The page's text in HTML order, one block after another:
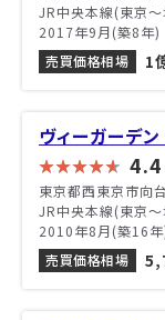
JR中央本線(東京～
2017年9月(築8年)
売買価格相場
1
ヴィーガーデ
4.4
東京都西東京市向
JR中央本線(東京～
2010年8月(築16
売買価格相場